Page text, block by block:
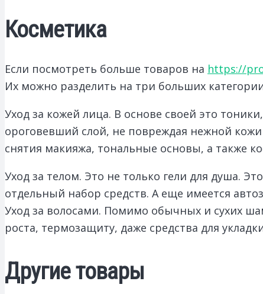
Косметика
Если посмотреть больше товаров на https://
Их можно разделить на три больших
Уход за кожей лица. В основе своей это
ороговевший слой, не повреждая нежной
снятия макияжа, тональные основы, а также
Уход за телом. Это не только гели для душа.
отдельный набор средств. А еще имеется
Уход за волосами. Помимо обычных и сухих
роста, термозащиту, даже средства для
Другие товары